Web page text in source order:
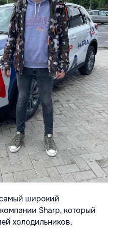
широкий
Sharp, который
холодильников,